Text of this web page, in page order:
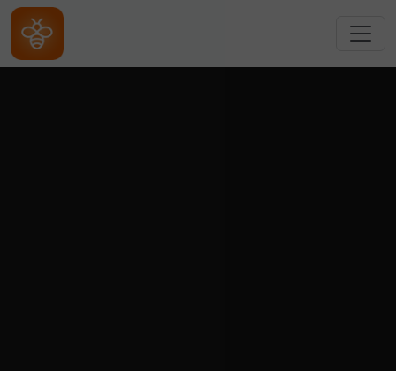
跳转到主要内容